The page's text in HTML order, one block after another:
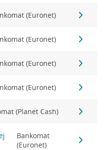
(Euronet)
(Euronet)
(Euronet)
(Euronet)
(Planet Cash)
Bankomat
(Euronet)